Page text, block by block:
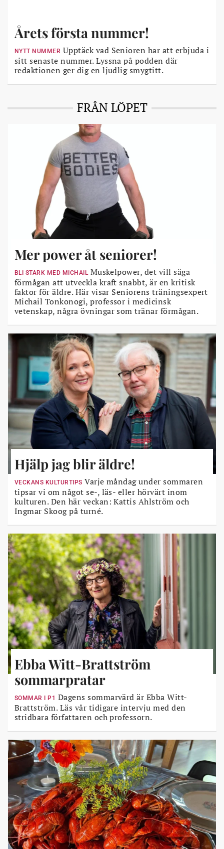
Årets första nummer!
NYTT NUMMER Upptäck vad Senioren har att erbjuda i
sitt senaste nummer. Lyssna på podden där
redaktionen ger dig en ljudlig smygtitt.
FRÅN LÖPET
Mer power åt seniorer!
BLI STARK MED MICHAILMuskelpower, det vill säga
förmågan att utveckla kraft snabbt, är en kritisk
faktor för äldre. Här visar Seniorens träningsexpert
Michail Tonkonogi, professor i medicinsk
vetenskap, några övningar som tränar förmågan.
Hjälp jag blir äldre!
VECKANS KULTURTIPS Varje måndag under sommaren
tipsar vi om något se-, läs- eller hörvärt inom
kulturen. Den här veckan: Kattis Ahlström och
Ingmar Skoog på turné.
Ebba Witt-Brattström
sommarpratar
SOMMAR I P1 Dagens sommarvärd är Ebba Witt-
Brattström. Läs vår tidigare intervju med den
stridbara författaren och professorn.